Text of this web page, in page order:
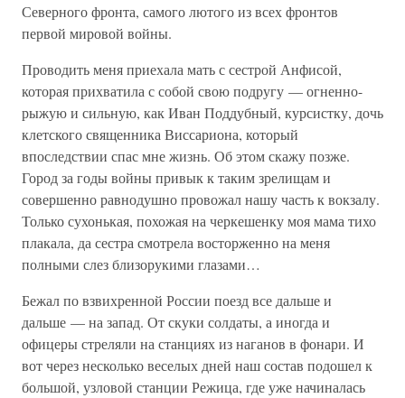
Северного фронта, самого лютого из всех фронтов
первой мировой войны.
Проводить меня приехала мать с сестрой Анфисой,
которая прихватила с собой свою подругу — огненно-
рыжую и сильную, как Иван Поддубный, курсистку, дочь
клетского священника Виссариона, который
впоследствии спас мне жизнь. Об этом скажу позже.
Город за годы войны привык к таким зрелищам и
совершенно равнодушно провожал нашу часть к вокзалу.
Только сухонькая, похожая на черкешенку моя мама тихо
плакала, да сестра смотрела восторженно на меня
полными слез близорукими глазами…
Бежал по взвихренной России поезд все дальше и
дальше — на запад. От скуки солдаты, а иногда и
офицеры стреляли на станциях из наганов в фонари. И
вот через несколько веселых дней наш состав подошел к
большой, узловой станции Режица, где уже начиналась